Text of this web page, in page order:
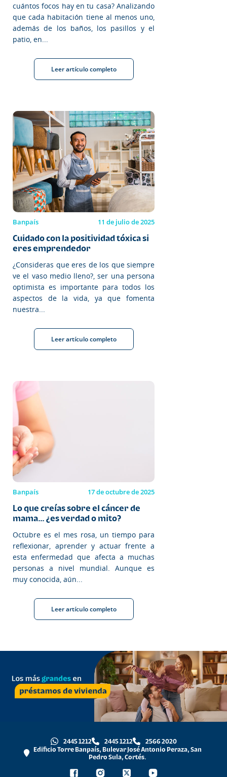
cuántos focos hay en tu casa? Analizando
que cada habitación tiene al menos uno,
además de los baños, los pasillos y el
patio, en...
Leer artículo completo
Banpaís 11 de julio de 2025
Cuidado con la positividad tóxica si
eres emprendedor
¿Consideras que eres de los que siempre
ve el vaso medio lleno?, ser una persona
optimista es importante para todos los
aspectos de la vida, ya que fomenta
nuestra...
Leer artículo completo
Banpaís 17 de octubre de 2025
Lo que creías sobre el cáncer de
mama… ¿es verdad o mito?
Octubre es el mes rosa, un tiempo para
reflexionar, aprender y actuar frente a
esta enfermedad que afecta a muchas
personas a nivel mundial. Aunque es
muy conocida, aún...
Leer artículo completo
2445 1212 2445 1212
2566 2020
Edificio Torre Banpaís, Bulevar José Antonio Peraza, San
Pedro Sula, Cortés.